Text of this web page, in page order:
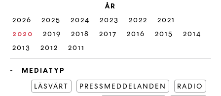
p
å
n
t
t
,
ÅR
2026
2025 2024 2023 2022
2021
2020
2019 2018 2017 2016 2015
2014
2013
2012 2011
MEDIATYP
LÄSVÄRT
PRESSMEDDELANDEN
RADIO